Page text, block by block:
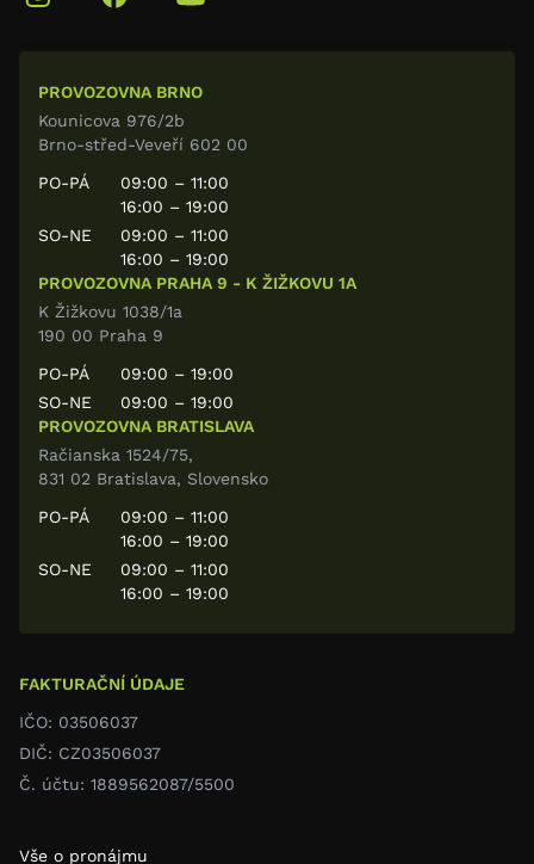
Vše o pronájmu
FAKTURAČNÍ ÚDAJE
IČO: 03506037
DIČ: CZ03506037
Č. účtu: 1889562087/5500
PROVOZOVNA BRNO
Kounicova 976/2b
Brno-střed-Veveří 602 00
PO-PÁ
09:00 – 11:00
16:00 – 19:00
SO-NE
09:00 – 11:00
16:00 – 19:00
PROVOZOVNA PRAHA 9 - K ŽIŽKOVU 1A
K Žižkovu 1038/1a
190 00 Praha 9
PO-PÁ
09:00 – 19:00
SO-NE
09:00 – 19:00
PROVOZOVNA BRATISLAVA
Račianska 1524/75,
831 02 Bratislava, Slovensko
PO-PÁ
09:00 – 11:00
16:00 – 19:00
SO-NE
09:00 – 11:00
16:00 – 19:00